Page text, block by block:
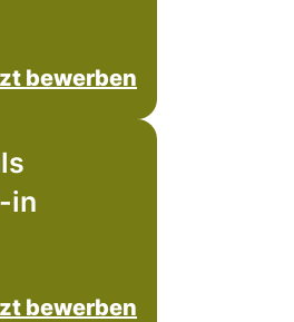
bewerben
in
bewerben